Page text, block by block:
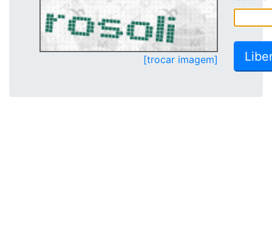
[trocar imagem]